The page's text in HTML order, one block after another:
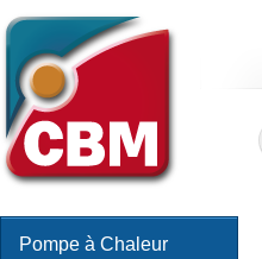
Pompe à Chaleur